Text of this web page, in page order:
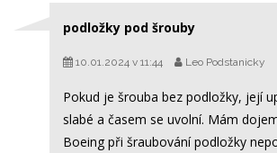
podložky pod šrouby
10.01.2024 v 11:44 Leo Podstanicky
Pokud je šrouba bez podložky, její
slabé a časem se uvolní. Mám
Boeing při šraubování podložky